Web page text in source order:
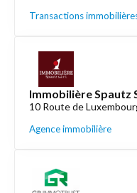
Transactions
Immobilière Spautz
10 Route de
Agence immobilière